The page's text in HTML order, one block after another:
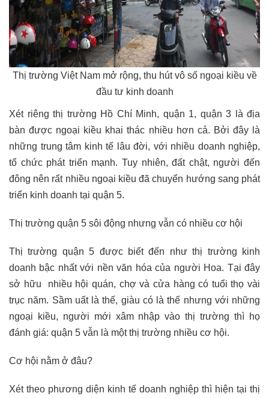
Thị trường Việt Nam mở rộng, thu hút vô số ngoại kiều về
đầu tư kinh doanh
Xét riêng thị trường Hồ Chí Minh, quận 1, quận 3 là địa
bàn được ngoại kiều khai thác nhiều hơn cả. Bởi đây là
những trung tâm kinh tế lâu đời, với nhiều doanh nghiệp,
tổ chức phát triển mạnh. Tuy nhiên, đất chật, người đến
đông nên rất nhiều ngoại kiều đã chuyển hướng sang phát
triển kinh doanh tại quận 5.
Thị trường quận 5 sôi động nhưng vẫn có nhiều cơ hội
Thị trường quận 5 được biết đến như thị trường kinh
doanh bậc nhất với nền văn hóa của người Hoa. Tại đây
sở hữu nhiều hội quán, chợ và cửa hàng có tuổi thọ vài
trục năm. Sầm uất là thế, giàu có là thế nhưng với những
ngoại kiều, người mới xâm nhập vào thị trường thì họ
đánh giá: quận 5 vẫn là một thị trường nhiều cơ hội.
Cơ hội nằm ở đâu?
Xét theo phương diện kinh tế doanh nghiệp thì hiện tại thị